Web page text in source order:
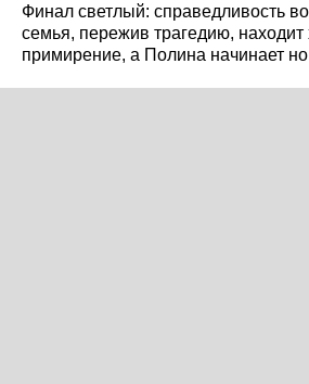
Финал светлый: справедливость
семья, пережив трагедию, находит
примирение, а Полина начинает